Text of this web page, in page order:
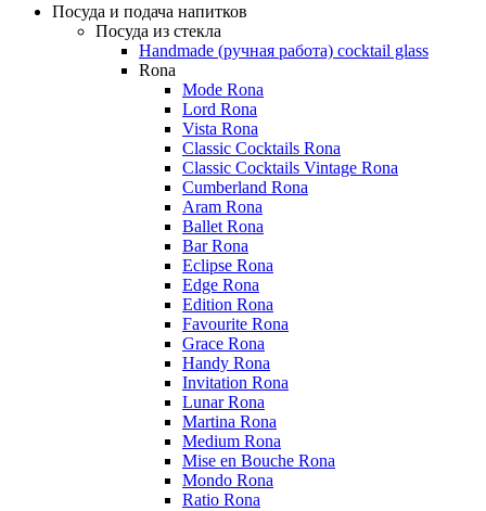
Посуда и подача напитков
Посуда из стекла
Handmade (ручная работа) cocktail glass
Rona
Mode Rona
Lord Rona
Vista Rona
Classic Cocktails Rona
Classic Cocktails Vintage Rona
Cumberland Rona
Aram Rona
Ballet Rona
Bar Rona
Eclipse Rona
Edge Rona
Edition Rona
Favourite Rona
Grace Rona
Handy Rona
Invitation Rona
Lunar Rona
Martina Rona
Medium Rona
Mise en Bouche Rona
Mondo Rona
Ratio Rona